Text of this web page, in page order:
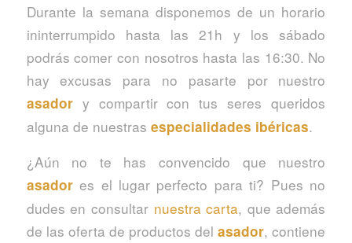
Durante la semana disponemos de un horario
ininterrumpido hasta las 21h y los sábado
podrás comer con nosotros hasta las 16:30. No
hay excusas para no pasarte por nuestro
asadory compartir con tus seres queridos
alguna de nuestras especialidades ibéricas.
¿Aún no te has convencido que nuestro
asadores el lugar perfecto para ti? Pues no
dudes en consultar nuestra carta, que además
de las oferta de productos delasador, contiene